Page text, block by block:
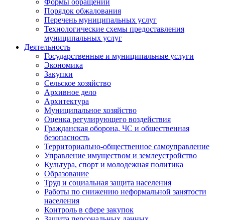
Формы обращений
Порядок обжалования
Перечень муниципальных услуг
Технологические схемы предоставления
муниципальных услуг
Деятельность
Государственные и муниципальные услуги
Экономика
Закупки
Сельское хозяйство
Архивное дело
Архитектура
Муниципальное хозяйство
Оценка регулирующего воздействия
Гражданская оборона, ЧС и общественная
безопасность
Территориально-общественное самоуправление
Управление имуществом и землеустройство
Культура, спорт и молодежная политика
Образование
Труд и социальная защита населения
Работы по снижению неформальной занятости
населения
Контроль в сфере закупок